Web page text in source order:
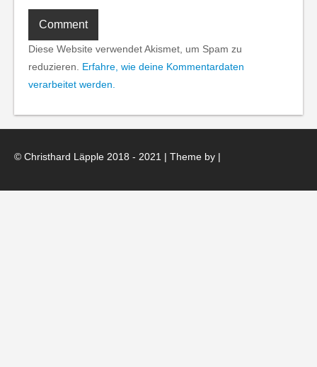
Diese Website verwendet Akismet, um Spam zu
reduzieren. Erfahre, wie deine Kommentardaten
verarbeitet werden.
© Christhard Läpple 2018 - 2021 | Theme by |